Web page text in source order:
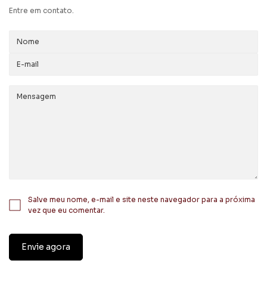
Entre em contato.
Salve meu nome, e-mail e site neste navegador para a próxima
vez que eu comentar.
Envie agora